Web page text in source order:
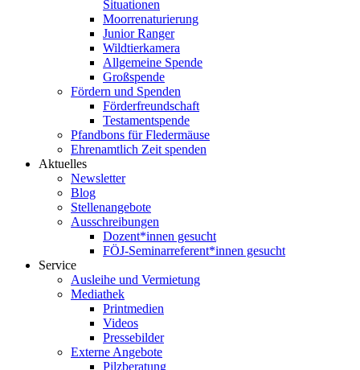
Situationen
Moorrenaturierung
Junior Ranger
Wildtierkamera
Allgemeine Spende
Großspende
Fördern und Spenden
Förderfreundschaft
Testamentspende
Pfandbons für Fledermäuse
Ehrenamtlich Zeit spenden
Aktuelles
Newsletter
Blog
Stellenangebote
Ausschreibungen
Dozent*innen gesucht
FÖJ-Seminarreferent*innen gesucht
Service
Ausleihe und Vermietung
Mediathek
Printmedien
Videos
Pressebilder
Externe Angebote
Pilzberatung